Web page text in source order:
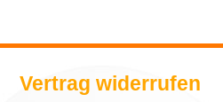
Vertrag widerrufen